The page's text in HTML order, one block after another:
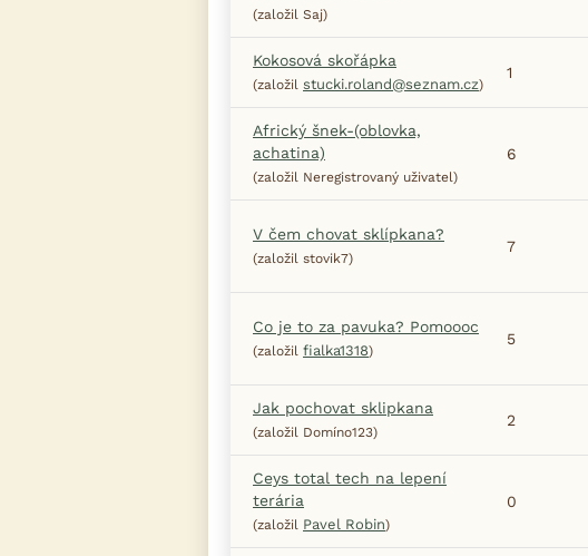
(založil Saj)
Kokosová skořápka
(založil stucki.roland@seznam.cz)
1
Africký šnek-(oblovka,
achatina)
(založil Neregistrovaný uživatel)
6
V čem chovat sklípkana?
(založil stovik7)
7
Co je to za pavuka? Pomoooc
(založil fialka1318)
5
Jak pochovat sklipkana
(založil Domíno123)
2
Ceys total tech na lepení
terária
(založil Pavel Robin)
0